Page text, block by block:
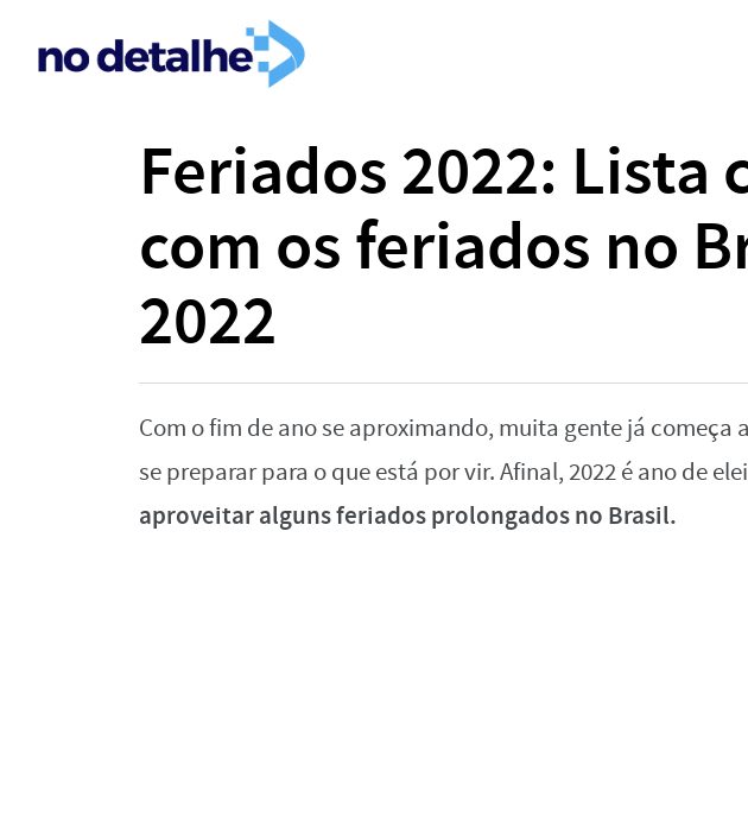
Feriados 2022: Lista
com os feriados no
2022
Com o fim de ano se aproximando, muita gente já começa
se preparar para o que está por vir. Afinal, 2022 é ano de
aproveitar alguns feriados prolongados no Brasil.